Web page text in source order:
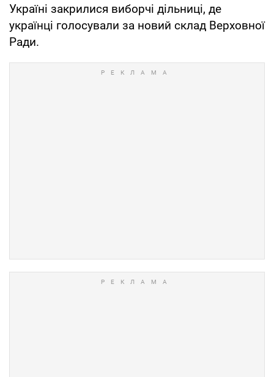
Україні закрилися виборчі дільниці, де
українці голосували за новий склад Верховної
Ради.